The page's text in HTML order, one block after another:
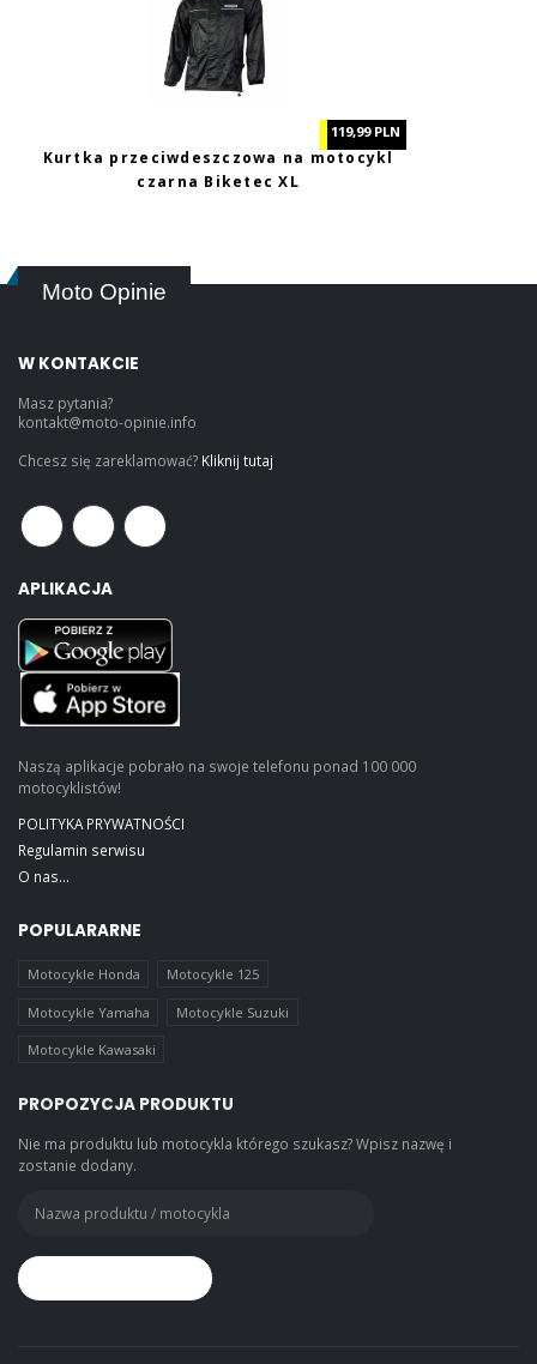
119,99 PLN
Kurtka przeciwdeszczowa na motocykl
czarna Biketec XL
Moto Opinie
W KONTAKCIE
Masz pytania?
kontakt@moto-opinie.info
Chcesz się zareklamować? Kliknij tutaj
APLIKACJA
Naszą aplikacje pobrało na swoje telefonu ponad 100 000
motocyklistów!
POLITYKA PRYWATNOŚCI
Regulamin serwisu
O nas...
POPULARARNE
Motocykle Honda Motocykle 125
Motocykle Yamaha Motocykle Suzuki
Motocykle Kawasaki
PROPOZYCJA PRODUKTU
Nie ma produktu lub motocykla którego szukasz? Wpisz nazwę i
zostanie dodany.